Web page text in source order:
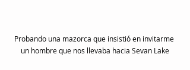
Probando una mazorca que insistió en invitarme
un hombre que nos llevaba hacia Sevan Lake